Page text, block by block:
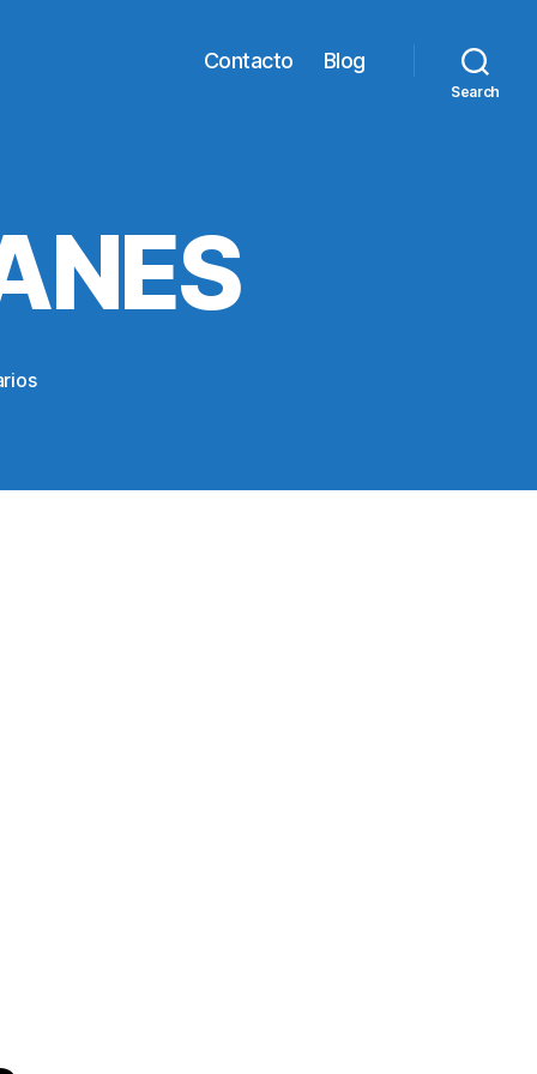
Contacto Blog
Search
en